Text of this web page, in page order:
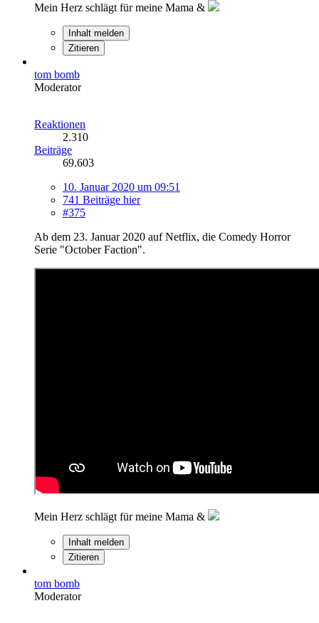
Mein Herz schlägt für meine Mama &
Inhalt melden
Zitieren
tom bomb
Moderator
Reaktionen
2.310
Beiträge
69.603
10. Januar 2020 um 09:51
741 Beiträge hier
#375
Ab dem 23. Januar 2020 auf Netflix, die Comedy Horror
Serie "October Faction".
Mein Herz schlägt für meine Mama &
Inhalt melden
Zitieren
tom bomb
Moderator